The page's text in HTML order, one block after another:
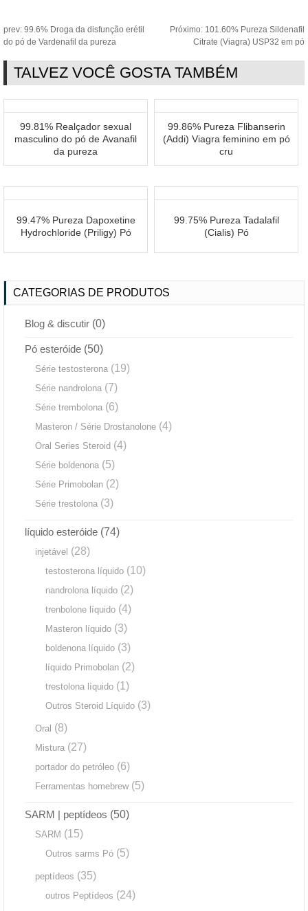
prev: 99.6% Droga da disfunção erétil
do pó de Vardenafil da pureza
Próximo: 101.60% Pureza Sildenafil
Citrate (Viagra) USP32 em pó
TALVEZ VOCÊ GOSTA TAMBÉM
99.81% Realçador sexual
masculino do pó de Avanafil
da pureza
99.86% Pureza Flibanserin
(Addi) Viagra feminino em pó
cru
99.47% Pureza Dapoxetine
Hydrochloride (Priligy) Pó
99.75% Pureza Tadalafil
(Cialis) Pó
CATEGORIAS DE PRODUTOS
Blog & discutir (0)
Pó esteróide (50)
Série testosterona (19)
Série nandrolona (7)
Série trembolona (6)
Masteron / Série Drostanolone (4)
Oral Series Steroid (4)
Série boldenona (5)
Série Primobolan (2)
Série trestolona (3)
líquido esteróide (74)
injetável (28)
testosterona líquido (10)
nandrolona líquido (2)
trenbolone líquido (4)
Masteron líquido (3)
boldenona líquido (3)
líquido Primobolan (2)
trestolona líquido (1)
Outros Steroid Líquido (3)
Oral (8)
Mistura (27)
portador do petróleo (6)
Ferramentas homebrew(5)
SARM | peptídeos (50)
SARM (15)
Outros sarms Pó (5)
peptídeos (35)
outros Peptídeos (24)